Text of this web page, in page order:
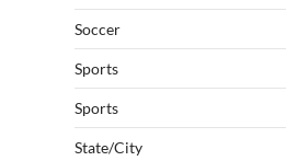
Soccer
Sports
Sports
State/City